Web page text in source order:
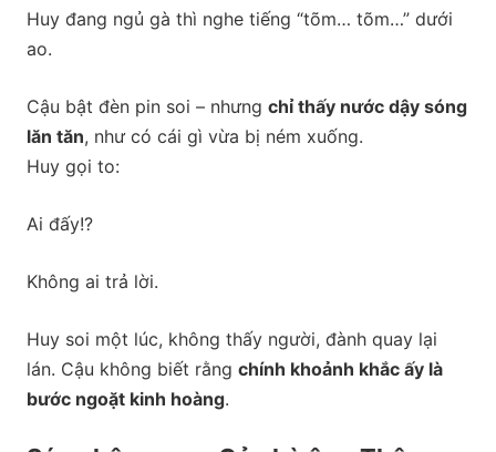
Huy đang ngủ gà thì nghe tiếng “tõm… tõm…” dưới
ao.
Cậu bật đèn pin soi – nhưng chỉ thấy nước dậy sóng
lăn tăn, như có cái gì vừa bị ném xuống.
Huy gọi to:
Ai đấy!?
Không ai trả lời.
Huy soi một lúc, không thấy người, đành quay lại
lán. Cậu không biết rằng chính khoảnh khắc ấy là
bước ngoặt kinh hoàng.